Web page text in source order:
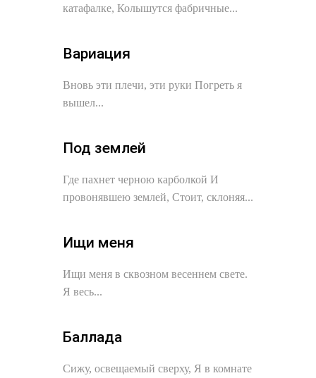
катафалке, Колышутся фабричные...
Вариация
Вновь эти плечи, эти руки Погреть я
вышел...
Под землей
Где пахнет черною карболкой И
провонявшею землей, Стоит, склоняя...
Ищи меня
Ищи меня в сквозном весеннем свете.
Я весь...
Баллада
Сижу, освещаемый сверху, Я в комнате